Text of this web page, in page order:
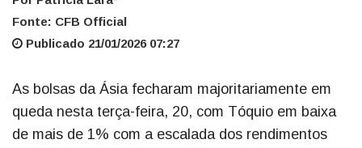
Fonte: CFB Official
Publicado 21/01/2026 07:27
As bolsas da Ásia fecharam majoritariamente em
queda nesta terça-feira, 20, com Tóquio em baixa
de mais de 1% com a escalada dos rendimentos